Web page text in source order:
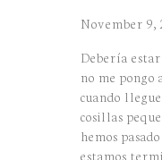
November 9,
Debería
no me pongo
cuando
cosillas
hemos
estamos